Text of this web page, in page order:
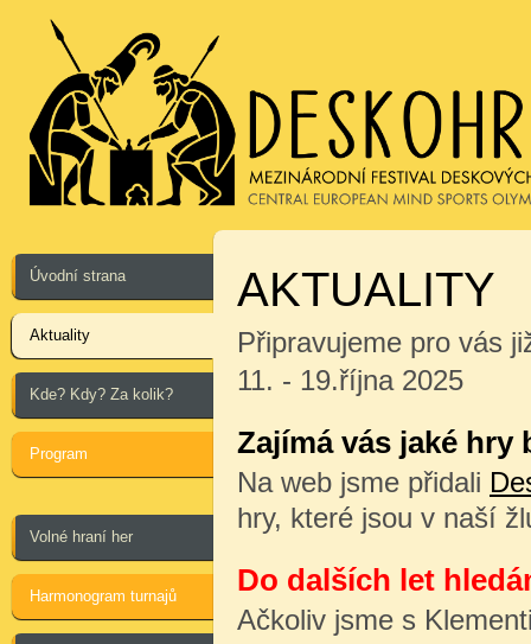
Úvodní strana
Aktuality
Kde? Kdy? Za kolik?
Program
Volné hraní her
Harmonogram turnajů
AKTUALITY
Připravujeme pro vás
11. - 19.října 2025
Zajímá vás jaké hry
Na web jsme přidali
hry, které jsou v naší
Do dalších let
Ačkoliv jsme s